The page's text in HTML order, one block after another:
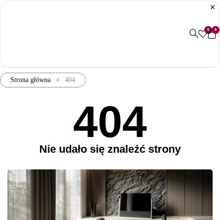
0 0
Strona główna 404
404
Nie udało się znaleźć strony